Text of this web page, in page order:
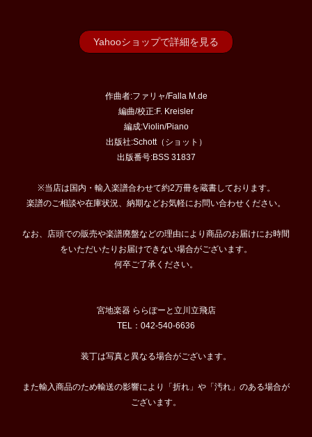
Yahooショップで詳細を見る
作曲者:ファリャ/Falla M.de
編曲/校正:F. Kreisler
編成:Violin/Piano
出版社:Schott（ショット）
出版番号:BSS 31837
※当店は国内・輸入楽譜合わせて約2万冊を蔵書しております。
楽譜のご相談や在庫状況、納期などお気軽にお問い合わせください。
なお、店頭での販売や楽譜廃盤などの理由により商品のお届けにお時間
をいただいたりお届けできない場合がございます。
何卒ご了承ください。
宮地楽器 ららぽーと立川立飛店
TEL：042-540-6636
装丁は写真と異なる場合がございます。
また輸入商品のため輸送の影響により「折れ」や「汚れ」のある場合が
ございます。